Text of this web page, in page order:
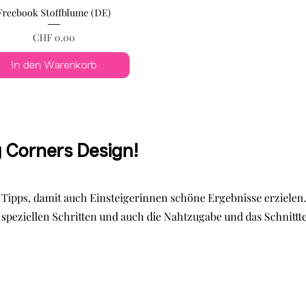
Stoffblume (DE)
Preis
CHF 0.00
In den Warenkorb
Design!
damit auch Einsteigerinnen schöne Ergebnisse
Schritten und auch die Nahtzugabe und das